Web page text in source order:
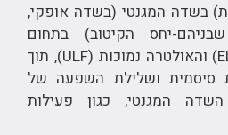
בשדה המגנטי (בשדה אופקי,
יחס הקיטוב) בתחום
התדירויות הנמוכות (ELF) והאולטרה נמוכות (ULF), תוך
סיסמית ושלילת השפעה של
המגנטי, כגון פעילות